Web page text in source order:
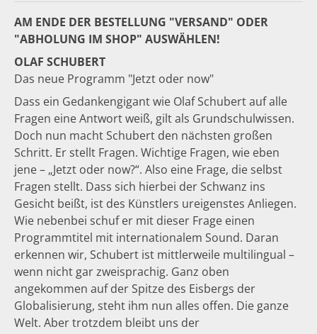
AM ENDE DER BESTELLUNG "VERSAND" ODER
"ABHOLUNG IM SHOP" AUSWÄHLEN!
OLAF SCHUBERT
Das neue Programm "Jetzt oder now"
Dass ein Gedankengigant wie Olaf Schubert auf alle
Fragen eine Antwort weiß, gilt als Grundschulwissen.
Doch nun macht Schubert den nächsten großen
Schritt. Er stellt Fragen. Wichtige Fragen, wie eben
jene – „Jetzt oder now?“. Also eine Frage, die selbst
Fragen stellt. Dass sich hierbei der Schwanz ins
Gesicht beißt, ist des Künstlers ureigenstes Anliegen.
Wie nebenbei schuf er mit dieser Frage einen
Programmtitel mit internationalem Sound. Daran
erkennen wir, Schubert ist mittlerweile multilingual –
wenn nicht gar zweisprachig. Ganz oben
angekommen auf der Spitze des Eisbergs der
Globalisierung, steht ihm nun alles offen. Die ganze
Welt. Aber trotzdem bleibt uns der